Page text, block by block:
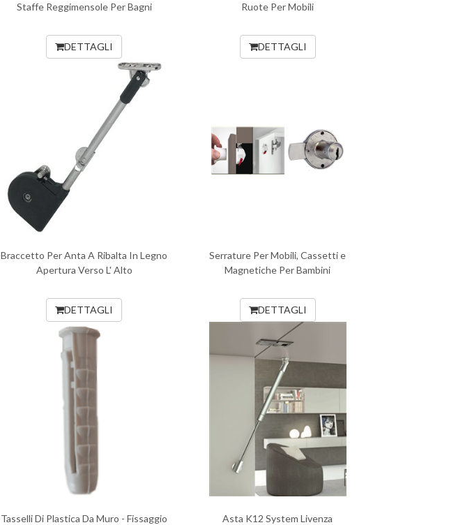
Staffe Reggimensole Per Bagni
DETTAGLI
Ruote Per Mobili
DETTAGLI
Braccetto Per Anta A Ribalta In Legno
Apertura Verso L' Alto
DETTAGLI
Serrature Per Mobili, Cassetti e
Magnetiche Per Bambini
DETTAGLI
Tasselli Di Plastica Da Muro - Fissaggio
Asta K12 System Livenza